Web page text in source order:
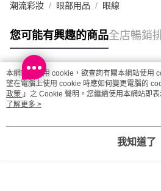
潮流彩妝 眼部用品 眼線
您可能有興趣的商品全店暢銷
熱門標籤
熱銷排行
本網站中使用 cookie，欲查詢有關本網站使用
望在電腦上使用 cookie 時應如何變更電腦的
政策 」之 Cookie 聲明。您繼續使用本網站即
條款之 Cookie 聲明使用 cookie。
了解更多 >
我知道了